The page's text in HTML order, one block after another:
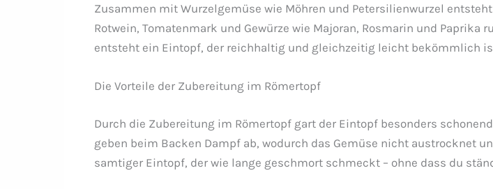
Zusammen mit Wurzelgemüse wie Möhren und Petersilienwurzel
Rotwein, Tomatenmark und Gewürze wie Majoran, Rosmarin und Paprika
entsteht ein Eintopf, der reichhaltig und gleichzeitig leicht bekömmlich
Die Vorteile der Zubereitung im Römertopf
Durch die Zubereitung im Römertopf gart der Eintopf besonders
geben beim Backen Dampf ab, wodurch das Gemüse nicht austrocknet
samtiger Eintopf, der wie lange geschmort schmeckt – ohne dass du